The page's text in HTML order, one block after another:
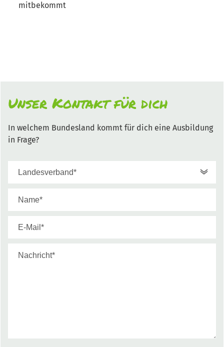
mitbekommt
Unser Kontakt für dich
In welchem Bundesland kommt für dich eine Ausbildung
in Frage?